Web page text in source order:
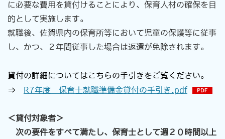
に必要な費用を貸付けることにより、保育人材の確保を目
的として実施します。
就職後、佐賀県内の保育所等において児童の保護等に従事
し、かつ、２年間従事した場合は返還が免除されます。
貸付の詳細についてはこちらの手引きをご覧ください。
⇒ R7年度 保育士就職準備金貸付の手引き.pdf
＜貸付対象者＞
次の要件をすべて満たし、保育士として週２０時間以上